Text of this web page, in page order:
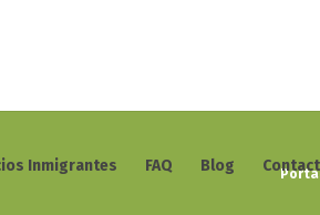
Inmigrantes FAQ Blog